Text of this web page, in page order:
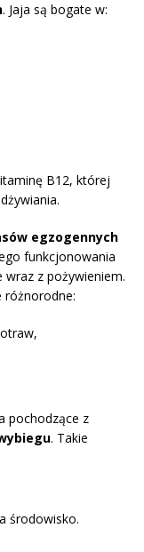
. Jaja są bogate w:
B12, której
egzogennych
funkcjonowania
z pożywieniem.
różnorodne:
pochodzące z
. Takie
środowisko.